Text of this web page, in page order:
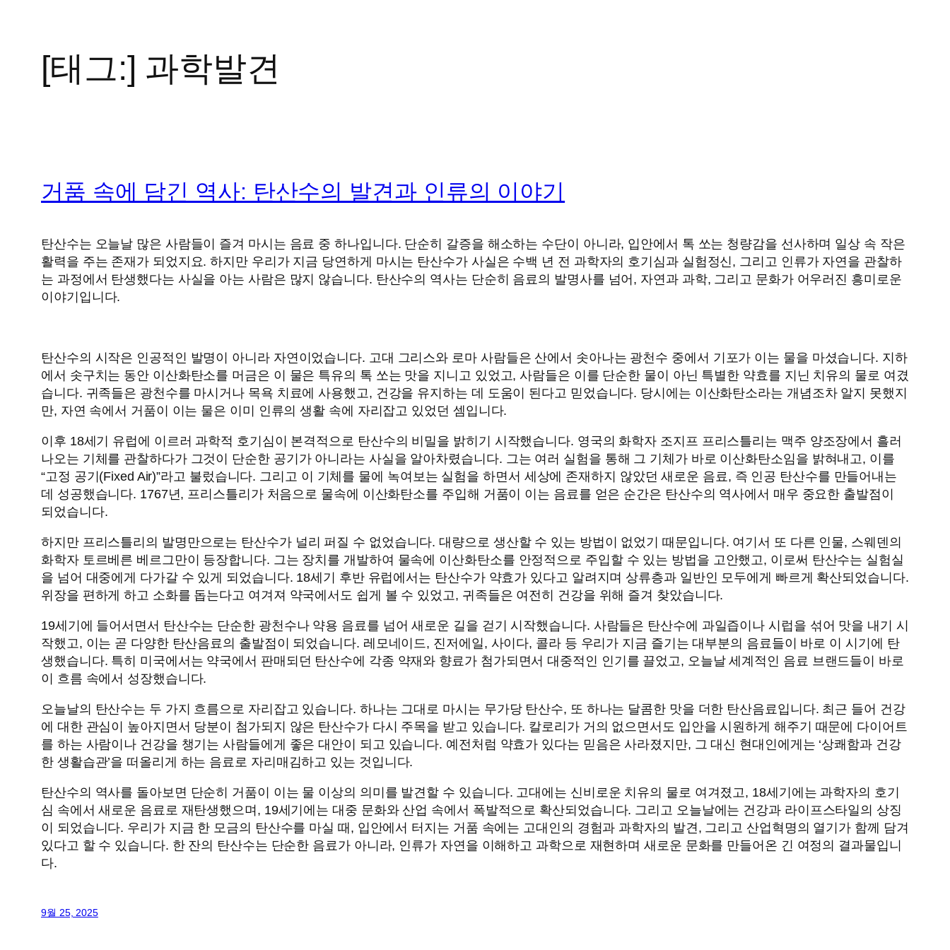
[태그:] 과학발견
거품 속에 담긴 역사: 탄산수의 발견과 인류의 이야기
탄산수는 오늘날 많은 사람들이 즐겨 마시는 음료 중 하나입니다. 단순히 갈증을 해소하는 수단이 아니라, 입안에서 톡 쏘는 청량감을 선사하며 일상 속 작은
활력을 주는 존재가 되었지요. 하지만 우리가 지금 당연하게 마시는 탄산수가 사실은 수백 년 전 과학자의 호기심과 실험정신, 그리고 인류가 자연을 관찰하
는 과정에서 탄생했다는 사실을 아는 사람은 많지 않습니다. 탄산수의 역사는 단순히 음료의 발명사를 넘어, 자연과 과학, 그리고 문화가 어우러진 흥미로운
이야기입니다.
탄산수의 시작은 인공적인 발명이 아니라 자연이었습니다. 고대 그리스와 로마 사람들은 산에서 솟아나는 광천수 중에서 기포가 이는 물을 마셨습니다. 지하
에서 솟구치는 동안 이산화탄소를 머금은 이 물은 특유의 톡 쏘는 맛을 지니고 있었고, 사람들은 이를 단순한 물이 아닌 특별한 약효를 지닌 치유의 물로 여겼
습니다. 귀족들은 광천수를 마시거나 목욕 치료에 사용했고, 건강을 유지하는 데 도움이 된다고 믿었습니다. 당시에는 이산화탄소라는 개념조차 알지 못했지
만, 자연 속에서 거품이 이는 물은 이미 인류의 생활 속에 자리잡고 있었던 셈입니다.
이후 18세기 유럽에 이르러 과학적 호기심이 본격적으로 탄산수의 비밀을 밝히기 시작했습니다. 영국의 화학자 조지프 프리스틀리는 맥주 양조장에서 흘러
나오는 기체를 관찰하다가 그것이 단순한 공기가 아니라는 사실을 알아차렸습니다. 그는 여러 실험을 통해 그 기체가 바로 이산화탄소임을 밝혀내고, 이를
“고정 공기(Fixed Air)”라고 불렀습니다. 그리고 이 기체를 물에 녹여보는 실험을 하면서 세상에 존재하지 않았던 새로운 음료, 즉 인공 탄산수를 만들어내는
데 성공했습니다. 1767년, 프리스틀리가 처음으로 물속에 이산화탄소를 주입해 거품이 이는 음료를 얻은 순간은 탄산수의 역사에서 매우 중요한 출발점이
되었습니다.
하지만 프리스틀리의 발명만으로는 탄산수가 널리 퍼질 수 없었습니다. 대량으로 생산할 수 있는 방법이 없었기 때문입니다. 여기서 또 다른 인물, 스웨덴의
화학자 토르베른 베르그만이 등장합니다. 그는 장치를 개발하여 물속에 이산화탄소를 안정적으로 주입할 수 있는 방법을 고안했고, 이로써 탄산수는 실험실
을 넘어 대중에게 다가갈 수 있게 되었습니다. 18세기 후반 유럽에서는 탄산수가 약효가 있다고 알려지며 상류층과 일반인 모두에게 빠르게 확산되었습니다.
위장을 편하게 하고 소화를 돕는다고 여겨져 약국에서도 쉽게 볼 수 있었고, 귀족들은 여전히 건강을 위해 즐겨 찾았습니다.
19세기에 들어서면서 탄산수는 단순한 광천수나 약용 음료를 넘어 새로운 길을 걷기 시작했습니다. 사람들은 탄산수에 과일즙이나 시럽을 섞어 맛을 내기 시
작했고, 이는 곧 다양한 탄산음료의 출발점이 되었습니다. 레모네이드, 진저에일, 사이다, 콜라 등 우리가 지금 즐기는 대부분의 음료들이 바로 이 시기에 탄
생했습니다. 특히 미국에서는 약국에서 판매되던 탄산수에 각종 약재와 향료가 첨가되면서 대중적인 인기를 끌었고, 오늘날 세계적인 음료 브랜드들이 바로
이 흐름 속에서 성장했습니다.
오늘날의 탄산수는 두 가지 흐름으로 자리잡고 있습니다. 하나는 그대로 마시는 무가당 탄산수, 또 하나는 달콤한 맛을 더한 탄산음료입니다. 최근 들어 건강
에 대한 관심이 높아지면서 당분이 첨가되지 않은 탄산수가 다시 주목을 받고 있습니다. 칼로리가 거의 없으면서도 입안을 시원하게 해주기 때문에 다이어트
를 하는 사람이나 건강을 챙기는 사람들에게 좋은 대안이 되고 있습니다. 예전처럼 약효가 있다는 믿음은 사라졌지만, 그 대신 현대인에게는 ‘상쾌함과 건강
한 생활습관’을 떠올리게 하는 음료로 자리매김하고 있는 것입니다.
탄산수의 역사를 돌아보면 단순히 거품이 이는 물 이상의 의미를 발견할 수 있습니다. 고대에는 신비로운 치유의 물로 여겨졌고, 18세기에는 과학자의 호기
심 속에서 새로운 음료로 재탄생했으며, 19세기에는 대중 문화와 산업 속에서 폭발적으로 확산되었습니다. 그리고 오늘날에는 건강과 라이프스타일의 상징
이 되었습니다. 우리가 지금 한 모금의 탄산수를 마실 때, 입안에서 터지는 거품 속에는 고대인의 경험과 과학자의 발견, 그리고 산업혁명의 열기가 함께 담겨
있다고 할 수 있습니다. 한 잔의 탄산수는 단순한 음료가 아니라, 인류가 자연을 이해하고 과학으로 재현하며 새로운 문화를 만들어온 긴 여정의 결과물입니
다.
9월 25, 2025